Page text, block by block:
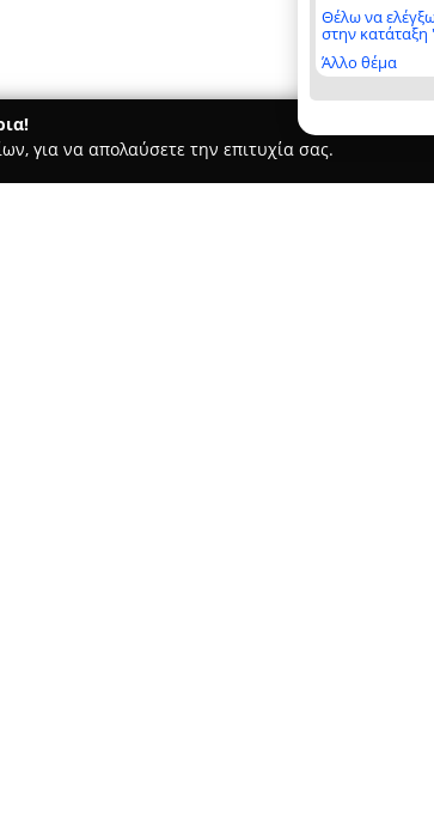
Θέλω να
στην κατάταξη
Άλλο θέμα
για να απολαύσετε την επιτυχία σας.